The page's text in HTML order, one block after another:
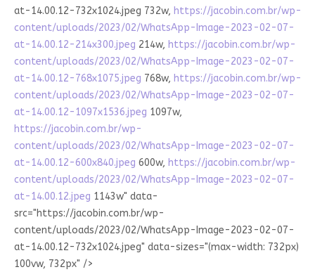
at-14.00.12-732x1024.jpeg 732w, https://jacobin.com.br/wp-
content/uploads/2023/02/WhatsApp-Image-2023-02-07-
at-14.00.12-214x300.jpeg 214w, https://jacobin.com.br/wp-
content/uploads/2023/02/WhatsApp-Image-2023-02-07-
at-14.00.12-768x1075.jpeg 768w, https://jacobin.com.br/wp-
content/uploads/2023/02/WhatsApp-Image-2023-02-07-
at-14.00.12-1097x1536.jpeg 1097w,
https://jacobin.com.br/wp-
content/uploads/2023/02/WhatsApp-Image-2023-02-07-
at-14.00.12-600x840.jpeg 600w, https://jacobin.com.br/wp-
content/uploads/2023/02/WhatsApp-Image-2023-02-07-
at-14.00.12.jpeg 1143w" data-
src="https://jacobin.com.br/wp-
content/uploads/2023/02/WhatsApp-Image-2023-02-07-
at-14.00.12-732x1024.jpeg" data-sizes="(max-width: 732px)
100vw, 732px" />